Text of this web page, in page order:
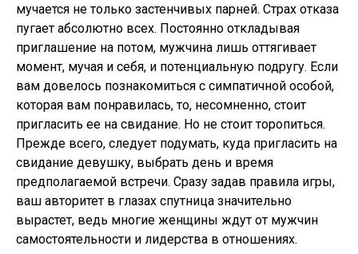
мучается не только застенчивых парней. Страх отказа
пугает абсолютно всех. Постоянно откладывая
приглашение на потом, мужчина лишь оттягивает
момент, мучая и себя, и потенциальную подругу. Если
вам довелось познакомиться с симпатичной особой,
которая вам понравилась, то, несомненно, стоит
пригласить ее на свидание. Но не стоит торопиться.
Прежде всего, следует подумать, куда пригласить на
свидание девушку, выбрать день и время
предполагаемой встречи. Сразу задав правила игры,
ваш авторитет в глазах спутница значительно
вырастет, ведь многие женщины ждут от мужчин
самостоятельности и лидерства в отношениях.